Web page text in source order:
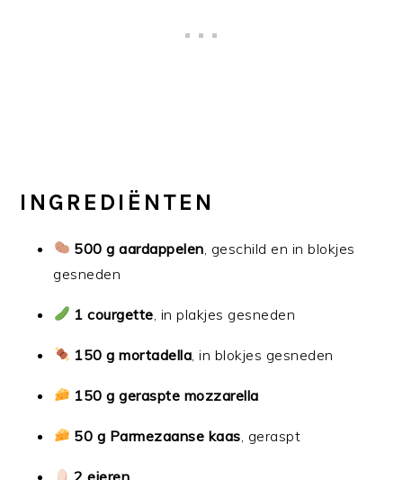
INGREDIËNTEN
500 g aardappelen , geschild en in blokjes
gesneden
1 courgette , in plakjes gesneden
150 g mortadella , in blokjes gesneden
150 g geraspte mozzarella
50 g Parmezaanse kaas , geraspt
2 eieren